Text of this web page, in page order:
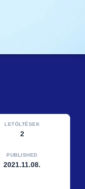
LETÖLTÉSEK
2
PUBLISHED
2021.11.08.